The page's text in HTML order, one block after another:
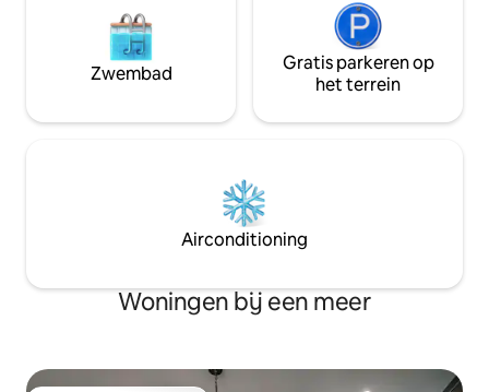
Zwembad
Gratis parkeren op
het terrein
Airconditioning
Woningen bij een meer